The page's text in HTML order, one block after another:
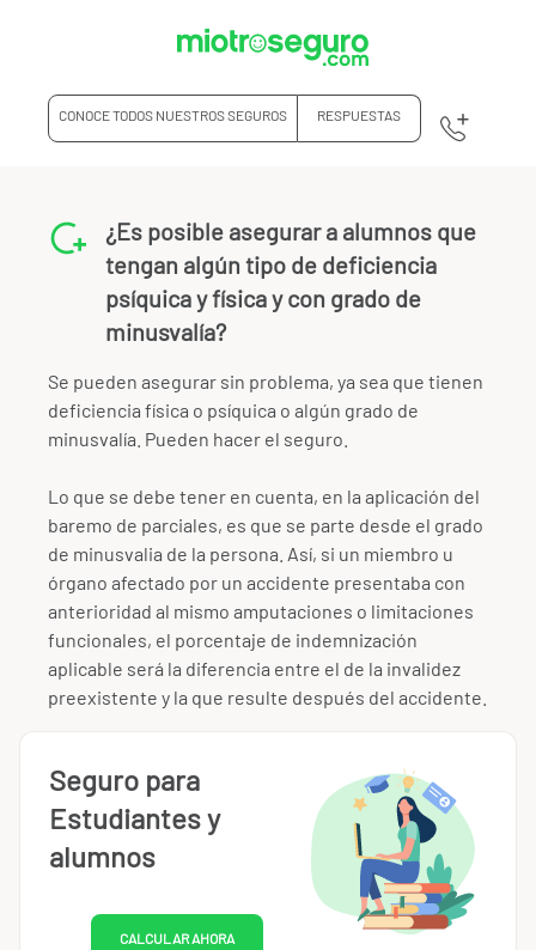
CONOCE TODOS NUESTROS SEGUROS RESPUESTAS
¿Es posible asegurar a alumnos que
tengan algún tipo de deficiencia
psíquica y física y con grado de
minusvalía?
Se pueden asegurar sin problema, ya sea que tienen
deficiencia física o psíquica o algún grado de
minusvalía. Pueden hacer el seguro.
Lo que se debe tener en cuenta, en la aplicación del
baremo de parciales, es que se parte desde el grado
de minusvalia de la persona. Así, si un miembro u
órgano afectado por un accidente presentaba con
anterioridad al mismo amputaciones o limitaciones
funcionales, el porcentaje de indemnización
aplicable será la diferencia entre el de la invalidez
preexistente y la que resulte después del accidente.
Seguro para
Estudiantes y
alumnos
CALCULAR AHORA